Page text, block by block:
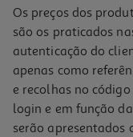
Os preços dos
são os praticados
autenticação do
apenas como
e recolhas no
login e em função
serão apresentados